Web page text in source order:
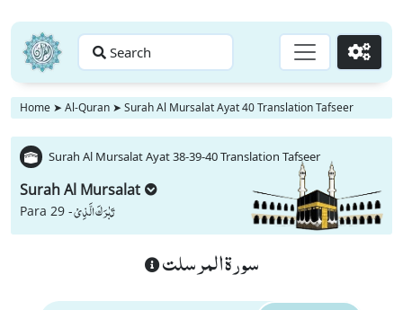
Search Go
Home ➤ Al-Quran ➤ Surah Al Mursalat Ayat 40 Translation Tafseer
Surah Al Mursalat Ayat 38-39-40 Translation Tafseer
Surah Al Mursalat
Para 29 -تَبٰرَكَ الَّذِیْ
سورة المرسلت